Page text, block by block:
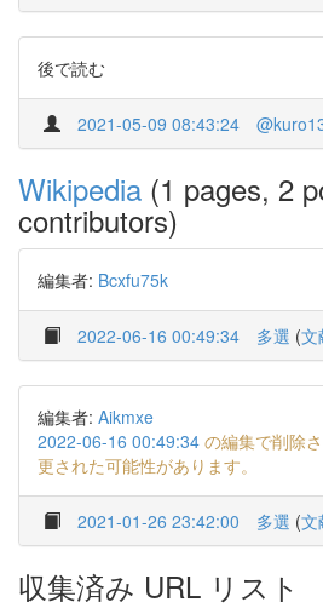
後で読む
2021-05-09 08:43:24
Wikipedia (1 pages, 2
contributors)
編集者: Bcxfu75k
2022-06-16 00:49:34 多選 (文
編集者: Aikmxe
2022-06-16 00:49:34 の編集で削除
更された可能性があります。
2021-01-26 23:42:00 多選 (文
収集済み URL リスト